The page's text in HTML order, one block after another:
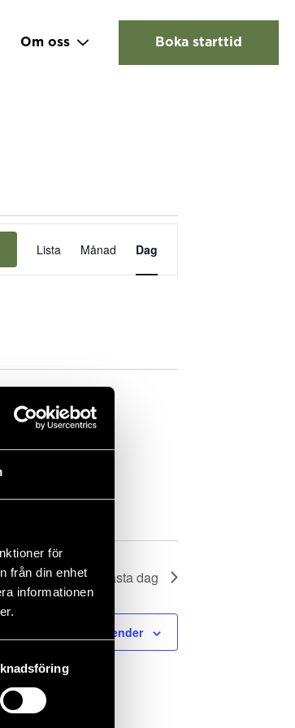
för
från din enhet
informationen
Om oss Boka starttid
vynavigering
Lista Månad Dag
Nästa dag
Prenumerera på kalender